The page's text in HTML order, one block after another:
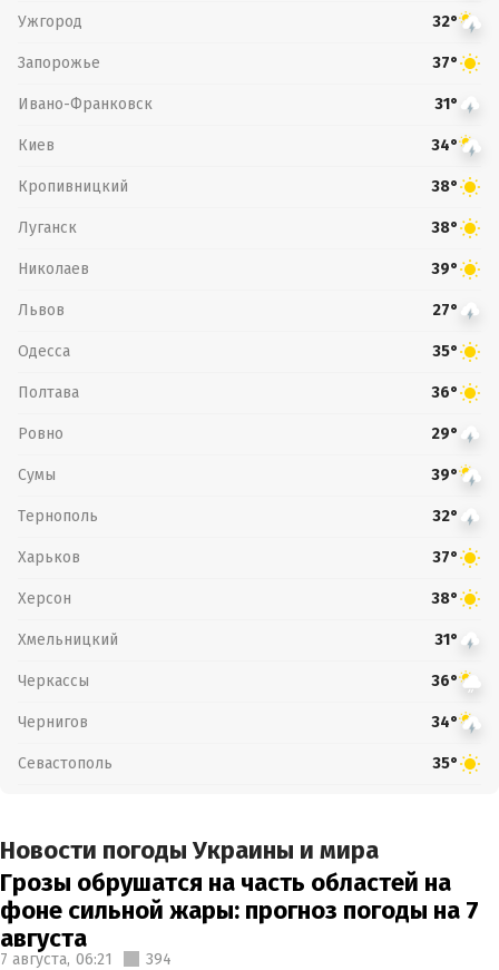
Ужгород 32°
Запорожье 37°
Ивано-Франковск 31°
Киев 34°
Кропивницкий 38°
Луганск 38°
Николаев 39°
Львов 27°
Одесса 35°
Полтава 36°
Ровно 29°
Сумы 39°
Тернополь 32°
Харьков 37°
Херсон 38°
Хмельницкий 31°
Черкассы 36°
Чернигов 34°
Севастополь 35°
Новости погоды Украины и мира
Грозы обрушатся на часть областей на
фоне сильной жары: прогноз погоды на 7
августа
7 августа, 06:21 394